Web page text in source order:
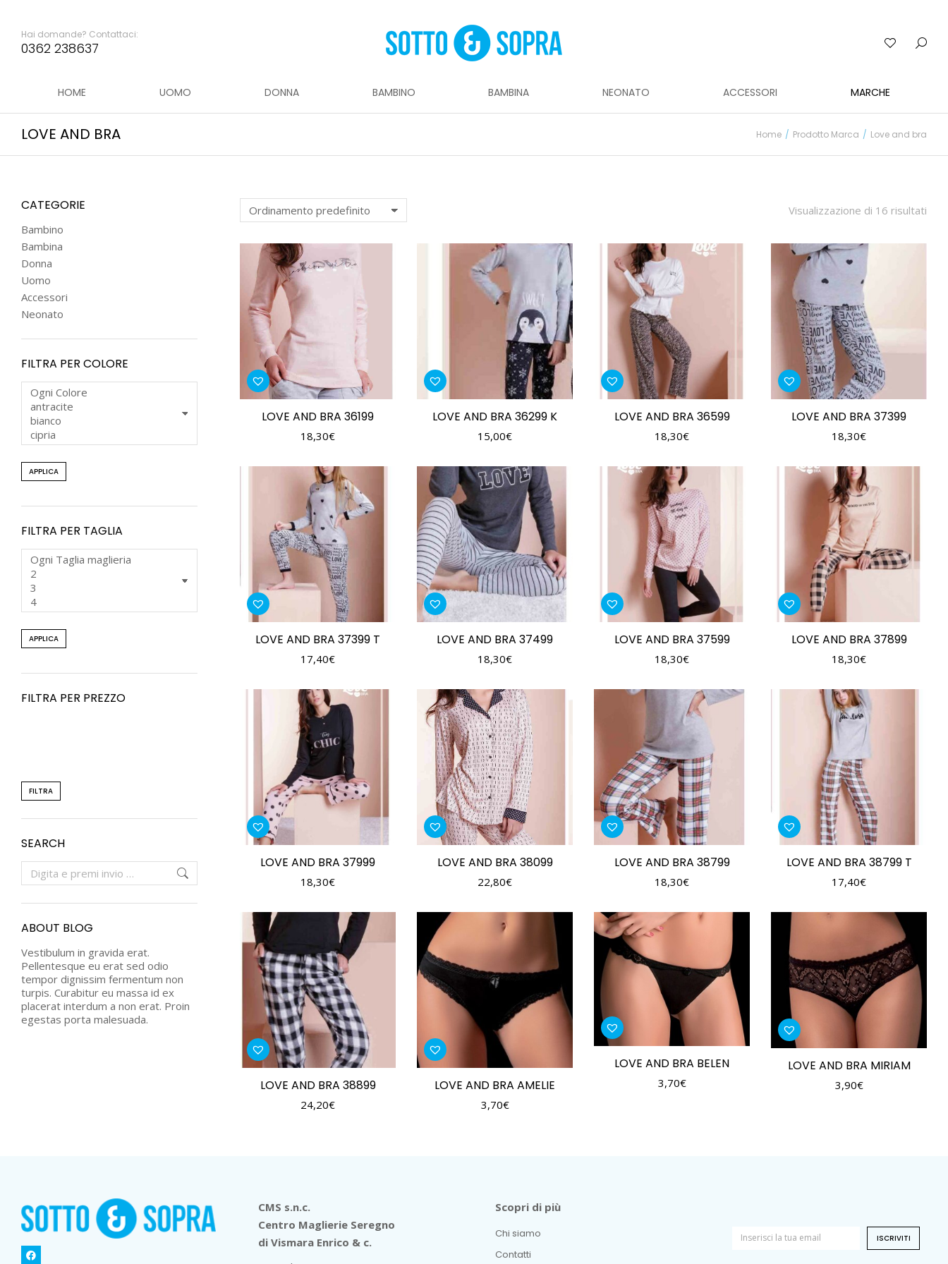
Hai domande? Contattaci:
0362 238637
HOME UOMO DONNA BAMBINO BAMBINA NEONATO ACCESSORI MARCHE
LOVE AND BRA Home Prodotto Marca Love and bra
Visualizzazione di 16 risultati
LOVE AND BRA 36199
18,30€
LOVE AND BRA 36299 K
15,00€
LOVE AND BRA 36599
18,30€
LOVE AND BRA 37399
18,30€
LOVE AND BRA 37399 T
17,40€
LOVE AND BRA 37499
18,30€
LOVE AND BRA 37599
18,30€
LOVE AND BRA 37899
18,30€
LOVE AND BRA 37999
18,30€
LOVE AND BRA 38099
22,80€
LOVE AND BRA 38799
18,30€
LOVE AND BRA 38799 T
17,40€
LOVE AND BRA 38899
24,20€
LOVE AND BRA AMELIE
3,70€
LOVE AND BRA BELEN
3,70€
LOVE AND BRA MIRIAM
3,90€
CATEGORIE
Bambino
Bambina
Donna
Uomo
Accessori
Neonato
FILTRA PER COLORE
APPLICA
FILTRA PER TAGLIA
APPLICA
FILTRA PER PREZZO
FILTRA
SEARCH
ABOUT BLOG
Vestibulum in gravida erat.
Pellentesque eu erat sed odio
tempor dignissim fermentum non
turpis. Curabitur eu massa id ex
placerat interdum a non erat. Proin
egestas porta malesuada.
CMS s.n.c.
Centro Maglierie Seregno
di Vismara Enrico & c.
Scopri di più
Chi siamo
Contatti
ISCRIVITI